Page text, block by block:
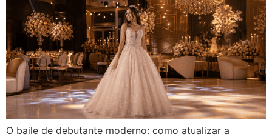
O baile de debutante moderno: como atualizar a